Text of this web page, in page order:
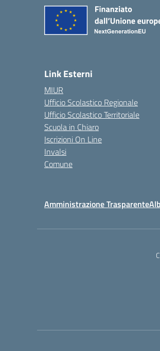
Link Esterni
MIUR
Ufficio Scolastico Regionale
Ufficio Scolastico Territoriale
Scuola in Chiaro
Iscrizioni On Line
Invalsi
Comune
Amministrazione Trasparente